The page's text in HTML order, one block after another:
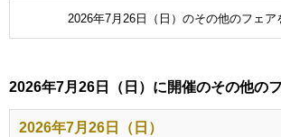
2026年7月26日（日）のその他のフェア
2026年7月26日（日）に開催のその他の
2026年7月26日（日）